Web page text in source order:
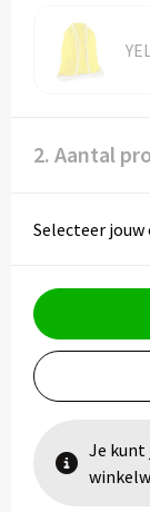
2. Aantal
Selecteer jouw
Je kunt